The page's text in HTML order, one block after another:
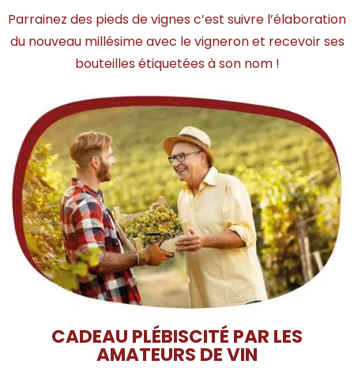
Parrainez des pieds de vignes c’est suivre l’élaboration
du nouveau millésime avec le vigneron et recevoir ses
bouteilles étiquetées à son nom !
CADEAU PLÉBISCITÉ PAR LES
AMATEURS DE VIN